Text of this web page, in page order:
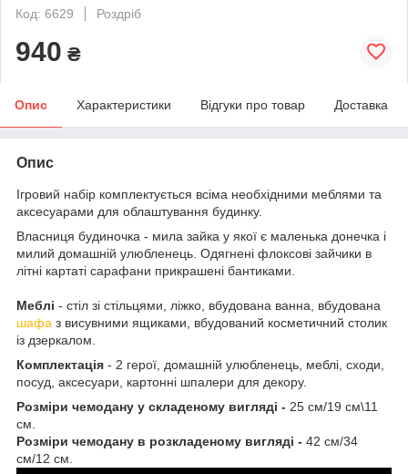
Код: 6629
Роздріб
940 ₴
Опис Характеристики Відгуки про товар Доставка
Опис
Ігровий набір комплектується всіма необхідними меблями та
аксесуарами для облаштування будинку.
Власниця будиночка - мила зайка у якої є маленька донечка і
милий домашній улюбленець. Одягнені флоксові зайчики в
літні картаті сарафани прикрашені бантиками.
Меблі - стіл зі стільцями, ліжко, вбудована ванна, вбудована
шафа з висувними ящиками, вбудований косметичний столик
із дзеркалом.
Комплектація - 2 герої, домашній улюбленець, меблі, сходи,
посуд, аксесуари, картонні шпалери для декору.
Розміри чемодану у складеному вигляді - 25 см/19 см\11
см.
Розміри чемодану в розкладеному вигляді - 42 см/34
см/12 см.